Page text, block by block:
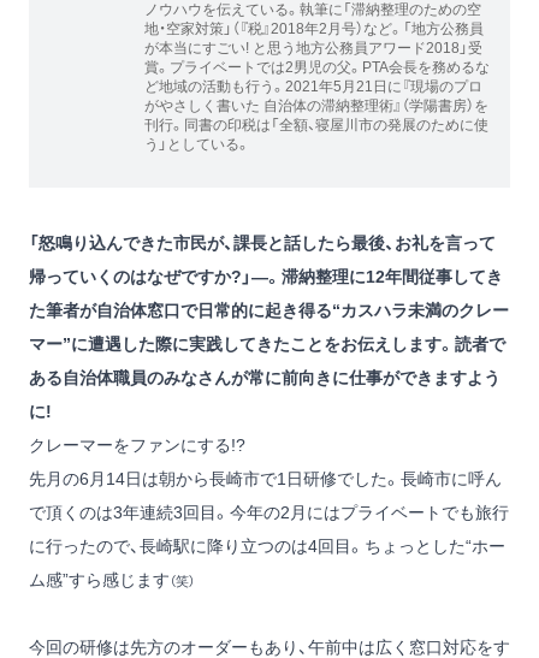
ノウハウを伝えている。執筆に「滞納整理のための空
地・空家対策」（『税』2018年2月号）など。「地方公務員
が本当にすごい! と思う地方公務員アワード2018」受
賞。プライベートでは2男児の父。PTA会長を務めるな
ど地域の活動も行う。2021年5月21日に『現場のプロ
がやさしく書いた 自治体の滞納整理術』（学陽書房）を
刊行。同書の印税は「全額、寝屋川市の発展のために使
う」としている。
「怒鳴り込んできた市民が、課長と話したら最後、お礼を言って
帰っていくのはなぜですか?」―。滞納整理に12年間従事してき
た筆者が自治体窓口で日常的に起き得る“カスハラ未満のクレー
マー”に遭遇した際に実践してきたことをお伝えします。読者で
ある自治体職員のみなさんが常に前向きに仕事ができますよう
に!
クレーマーをファンにする!?
先月の6月14日は朝から長崎市で1日研修でした。長崎市に呼ん
で頂くのは3年連続3回目。今年の2月にはプライベートでも旅行
に行ったので、長崎駅に降り立つのは4回目。ちょっとした“ホー
ム感”すら感じます （笑）
今回の研修は先方のオーダーもあり、午前中は広く窓口対応をす